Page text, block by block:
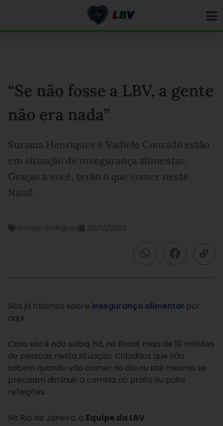
“Se não fosse a LBV, a gente
não era nada”
Surama Henriques e Vadiele Conrado estão
em situação de insegurança alimentar.
Graças a você, terão o que comer neste
Natal.
Nathan Rodrigues 09/12/2020
Nós já falamos sobre insegurança alimentar por
aqui.
Caso você não saiba, há, no Brasil, mais de 10 milhões
de pessoas nesta situação. Cidadãos que não
sabem quando vão comer no dia ou até mesmo se
precisam diminuir a comida no prato ou pular
refeições.
No Rio de Janeiro, a Equipe da LBV